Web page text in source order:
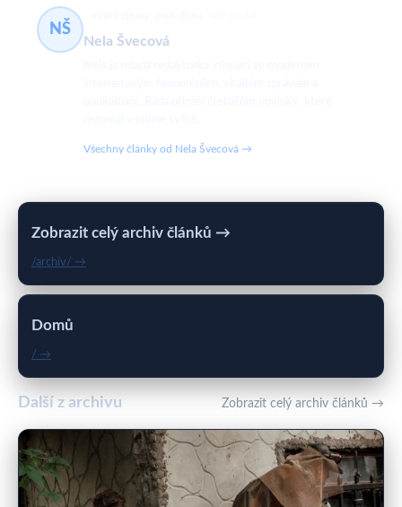
NŠ
Nela Švecová
Všechny články od Nela Švecová →
Zobrazit celý archiv článků →
/archiv/ →
Domů
/ →
Další z archivu Zobrazit celý archiv článků →